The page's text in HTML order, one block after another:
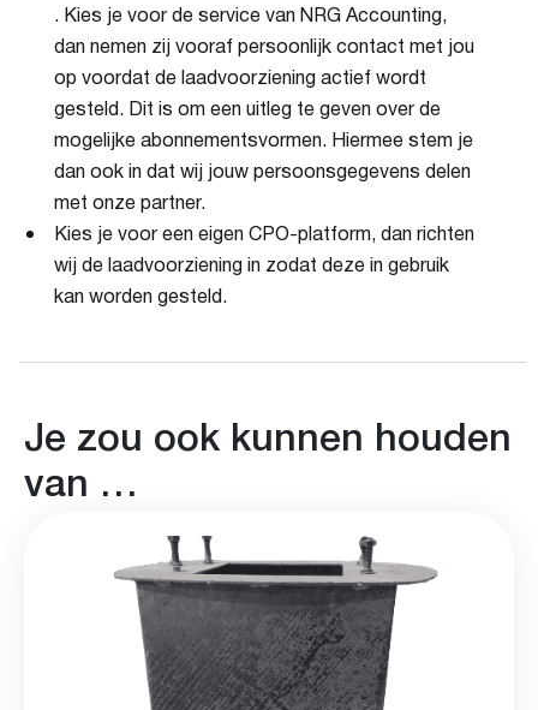
. Kies je voor de service van NRG Accounting,
dan nemen zij vooraf persoonlijk contact met jou
op voordat de laadvoorziening actief wordt
gesteld. Dit is om een uitleg te geven over de
mogelijke abonnementsvormen. Hiermee stem je
dan ook in dat wij jouw persoonsgegevens delen
met onze partner.
Kies je voor een eigen CPO-platform, dan richten
wij de laadvoorziening in zodat deze in gebruik
kan worden gesteld.
Je zou ook kunnen houden
van …